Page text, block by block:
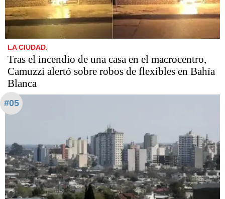
LA CIUDAD.
Tras el incendio de una casa en el macrocentro,
Camuzzi alertó sobre robos de flexibles en Bahía
Blanca
#05